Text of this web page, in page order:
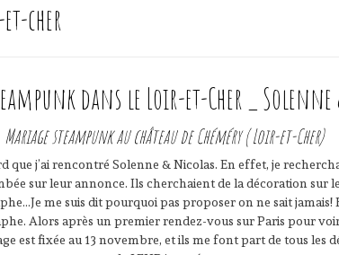
cher
dans le Loir-et-Cher _ Solenne
Mariage steampunk au château de Chéméry ( Loir-et-Cher)
que j’ai rencontré Solenne & Nicolas. En effet, je
sur leur annonce. Ils cherchaient de la décoration sur
me suis dit pourquoi pas proposer on ne sait jamais!
Alors après un premier rendez-vous sur Paris pour
est fixée au 13 novembre, et ils me font part de tous les